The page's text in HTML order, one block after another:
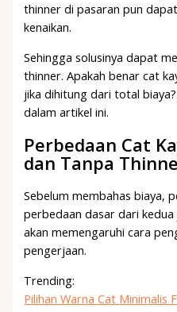
thinner di pasaran pun
kenaikan.
Sehingga solusinya dapat
thinner. Apakah benar cat
jika dihitung dari total
dalam artikel ini.
Perbedaan Cat
dan Tanpa
Sebelum membahas biaya,
perbedaan dasar dari
akan memengaruhi cara
pengerjaan.
Trending:
Pilihan Warna Cat Minimalis